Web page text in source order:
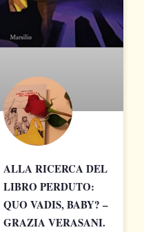
ALLA RICERCA DEL
LIBRO PERDUTO:
QUO VADIS, BABY? –
GRAZIA VERASANI.